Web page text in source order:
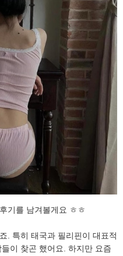
기를 남겨볼게요 ㅎㅎ
. 특히 태국과 필리핀이 대표적
이 찾곤 했어요. 하지만 요즘